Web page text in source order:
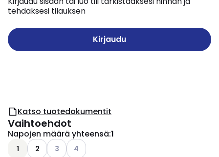
tehdäksesi tilauksen
Kirjaudu
Katso tuotedokumentit
Vaihtoehdot
Napojen määrä yhteensä:1
1 2 Katso käytettävissä olevat vaihtoehdot
3 Katso käytettävissä olevat vaihtoehdot
4